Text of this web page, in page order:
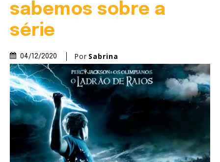
sabemos sobre a
série
04/12/2020 Por Sabrina